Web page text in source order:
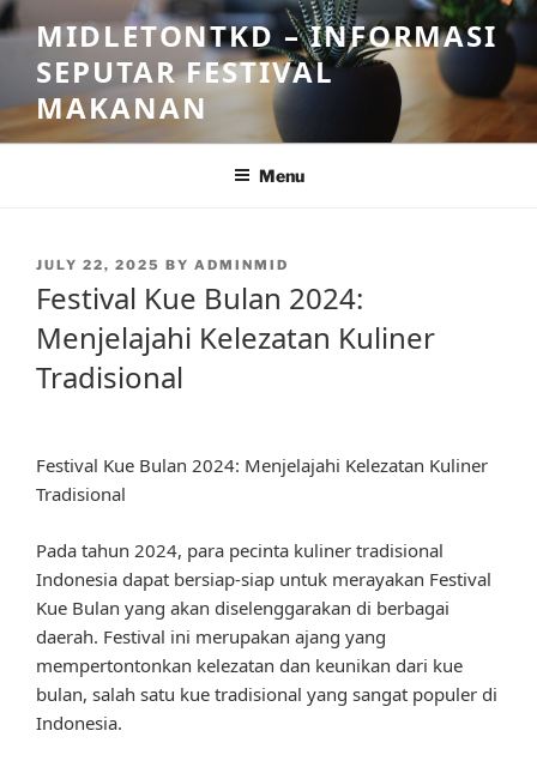
Skip
to
content
MIDLETONTKD – INFORMASI
SEPUTAR FESTIVAL
MAKANAN
Menu
POSTED
JULY 22, 2025 BY ADMINMID
Festival Kue Bulan 2024:
Menjelajahi Kelezatan Kuliner
Tradisional
Festival Kue Bulan 2024: Menjelajahi Kelezatan Kuliner
Tradisional
Pada tahun 2024, para pecinta kuliner tradisional
Indonesia dapat bersiap-siap untuk merayakan Festival
Kue Bulan yang akan diselenggarakan di berbagai
daerah. Festival ini merupakan ajang yang
mempertontonkan kelezatan dan keunikan dari kue
bulan, salah satu kue tradisional yang sangat populer di
Indonesia.